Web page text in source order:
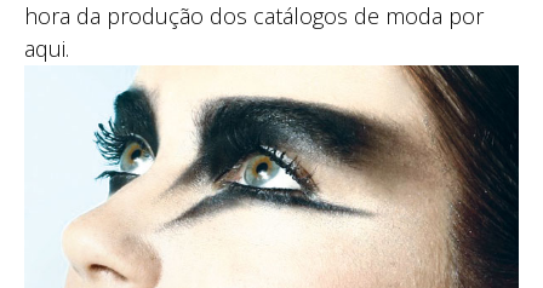
hora da produção dos catálogos de moda por
aqui.